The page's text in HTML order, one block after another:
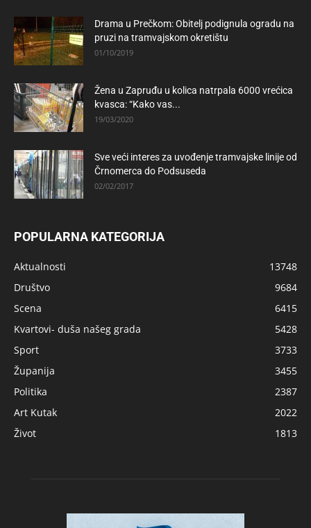
Drama u Prečkom: Obitelj podignula ogradu na
pruzi na tramvajskom okretištu
01/10/2019
Žena u Zapruđu u kolica natrpala 6000 vrećica
kvasca: “Kako vas...
19/03/2020
Sve veći interes za uvođenje tramvajske linije od
Črnomerca do Podsuseda
02/02/2017
POPULARNA KATEGORIJA
Aktualnosti
13748
Društvo
9684
Scena
6415
Kvartovi- duša našeg grada
5428
Sport
3733
Županija
3455
Politika
2387
Art Kutak
2022
Život
1813